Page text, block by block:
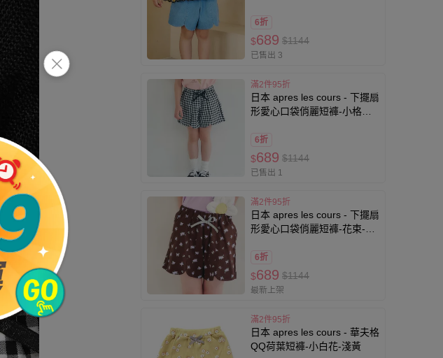
6折
$689 $1144
已售出 3
滿2件95折
日本 apres les cours - 下擺扇
形愛心口袋俏麗短褲-小格子-
6折
$689 $1144
已售出 1
滿2件95折
日本 apres les cours - 下擺扇
形愛心口袋俏麗短褲-花束-咖
6折
$689 $1144
最新上架
滿2件95折
日本 apres les cours - 華夫格
QQ荷葉短褲-小白花-淺黃